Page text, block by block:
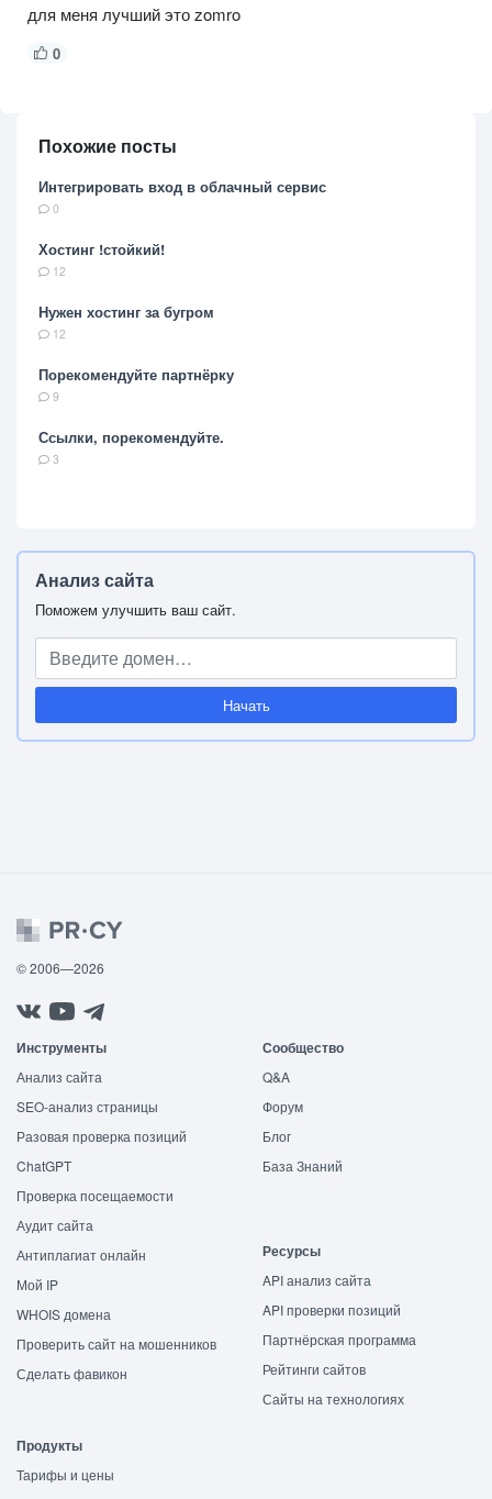
для меня лучший это zomro
0
Похожие посты
Интегрировать вход в облачный сервис
0
Хостинг !стойкий!
12
Нужен хостинг за бугром
12
Порекомендуйте партнёрку
9
Ссылки, порекомендуйте.
3
Анализ сайта
Поможем улучшить ваш сайт.
Начать
© 2006—2026
Инструменты
Анализ сайта
SEO-анализ страницы
Разовая проверка позиций
ChatGPT
Проверка посещаемости
Аудит сайта
Антиплагиат онлайн
Мой IP
WHOIS домена
Проверить сайт на мошенников
Сделать фавикон
Сообщество
Q&A
Форум
Блог
База Знаний
Ресурсы
API анализ сайта
API проверки позиций
Партнёрская программа
Рейтинги сайтов
Сайты на технологиях
Продукты
Тарифы и цены